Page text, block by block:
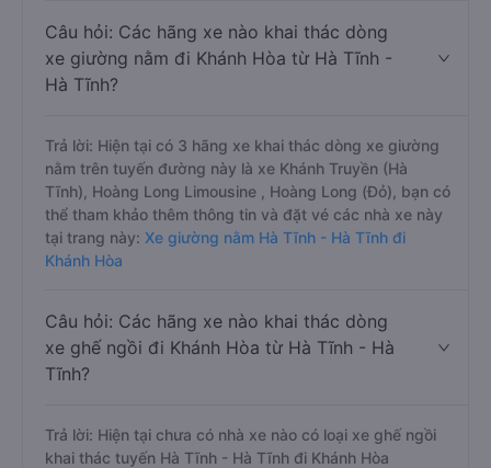
Câu hỏi: Các hãng xe nào khai thác dòng
xe giường nằm đi Khánh Hòa từ Hà Tĩnh -
Hà Tĩnh?
Trả lời: Hiện tại có 3 hãng xe khai thác dòng xe giường
nằm trên tuyến đường này là xe Khánh Truyền (Hà
Tĩnh), Hoàng Long Limousine , Hoàng Long (Đỏ), bạn có
thể tham khảo thêm thông tin và đặt vé các nhà xe này
tại trang này: Xe giường nằm Hà Tĩnh - Hà Tĩnh đi
Khánh Hòa
Câu hỏi: Các hãng xe nào khai thác dòng
xe ghế ngồi đi Khánh Hòa từ Hà Tĩnh - Hà
Tĩnh?
Trả lời: Hiện tại chưa có nhà xe nào có loại xe ghế ngồi
khai thác tuyến Hà Tĩnh - Hà Tĩnh đi Khánh Hòa